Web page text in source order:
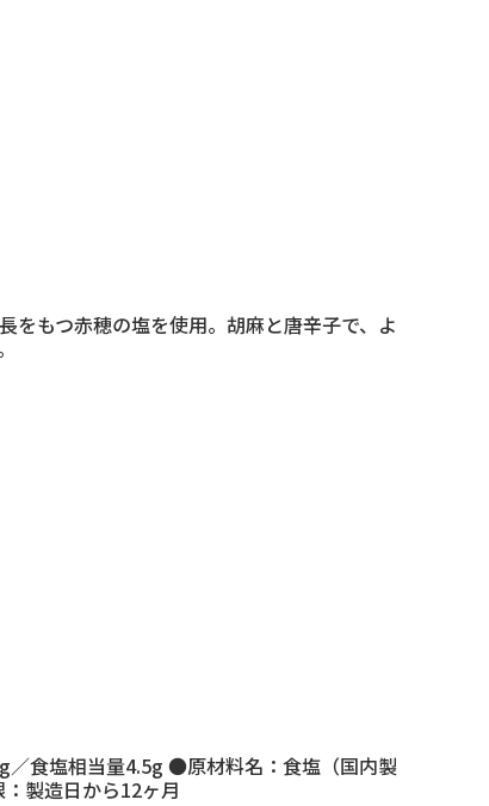
をもつ赤穂の塩を使用。胡麻と唐辛子で、よ
食塩相当量4.5g ●原材料名：食塩（国内製
製造日から12ヶ月